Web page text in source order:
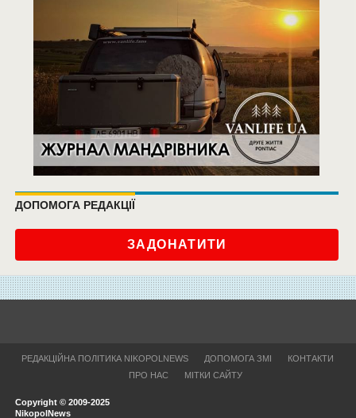
ДОПОМОГА РЕДАКЦІЇ
ЗАДОНАТИТИ
РЕДАКЦІЙНА ПОЛІТИКА NIKOPOLNEWS ДОПОМОГА ЗМІ
КОНТАКТИ
ПРО НАС
МІТКИ САЙТУ
Copyright © 2009-2025
NikopolNews